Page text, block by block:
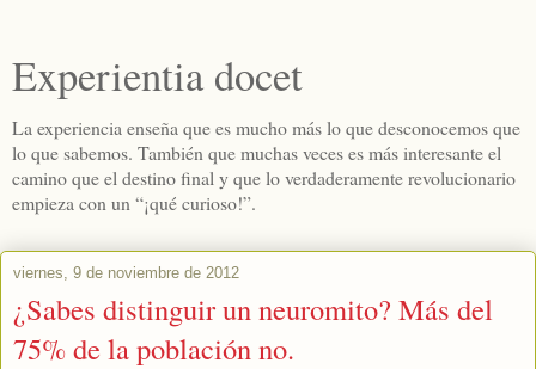
Experientia docet
La experiencia enseña que es mucho más lo que desconocemos que
lo que sabemos. También que muchas veces es más interesante el
camino que el destino final y que lo verdaderamente revolucionario
empieza con un “¡qué curioso!”.
viernes, 9 de noviembre de 2012
¿Sabes distinguir un neuromito? Más del
75% de la población no.